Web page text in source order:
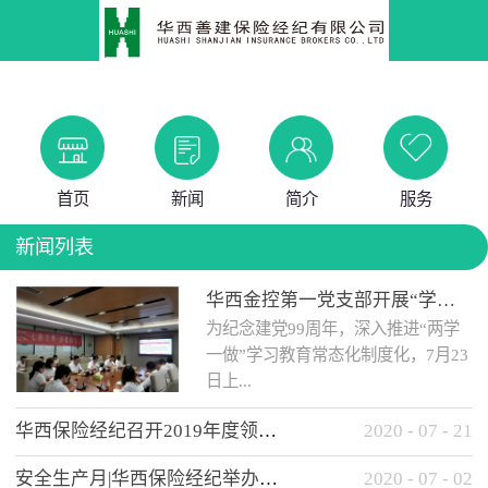
首页 新闻 简介 服务
新闻列表
华西金控第一党支部开展“学党史 知党情 做合格党员”主题教育工作会
为纪念建党99周年，深入推进“两学
一做”学习教育常态化制度化，7月23
日上...
午，华西金控第一党支部举办了“学
华西保险经纪召开2019年度领导班子述职考核工作会 2020 - 07 - 21
安全生产月|华西保险经纪举办应急消防安全知识培训 2020 - 07 - 02